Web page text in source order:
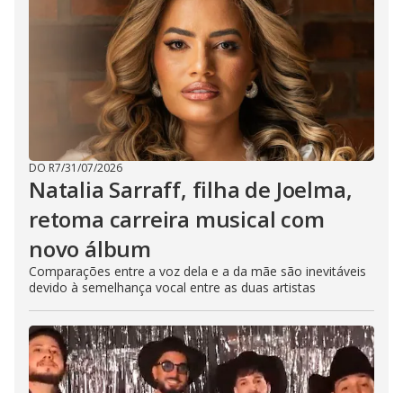
DO R7/31/07/2026
Natalia Sarraff, filha de Joelma,
retoma carreira musical com
novo álbum
Comparações entre a voz dela e a da mãe são inevitáveis
devido à semelhança vocal entre as duas artistas